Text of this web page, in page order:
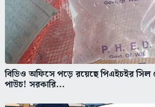
বিডিও অফিসে পড়ে রয়েছে পিএইচইর
পাউচ! সরকারি...